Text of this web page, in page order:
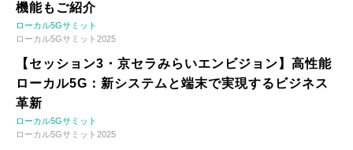
機能もご紹介
ローカル5Gサミット
ローカル5Gサミット2025
【セッション3・京セラみらいエンビジョン】高性能
ローカル5G：新システムと端末で実現するビジネス
革新
ローカル5Gサミット
ローカル5Gサミット2025